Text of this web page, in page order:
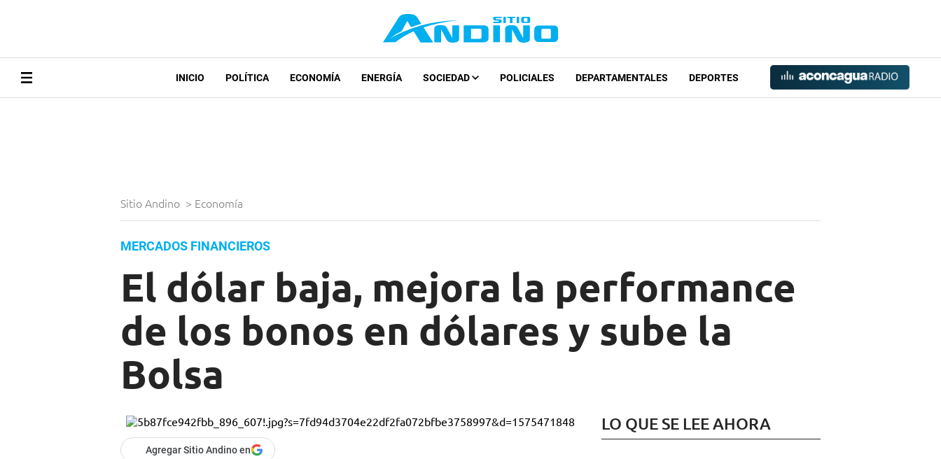
INICIO POLÍTICA ECONOMÍA ENERGÍA SOCIEDAD POLICIALES DEPARTAMENTALES DEPORTES
Sitio Andino > Economía
MERCADOS FINANCIEROS
El dólar baja, mejora la performance
de los bonos en dólares y sube la
Bolsa
Agregar Sitio Andino en
LO QUE SE LEE AHORA